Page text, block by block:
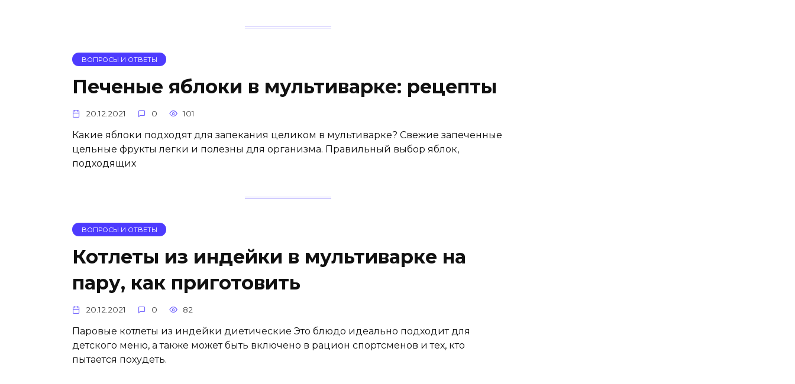
ВОПРОСЫ И ОТВЕТЫ
Печеные яблоки в мультиварке: рецепты
20.12.2021 0 101
Какие яблоки подходят для запекания целиком в мультиварке? Свежие запеченные
цельные фрукты легки и полезны для организма. Правильный выбор яблок,
подходящих
ВОПРОСЫ И ОТВЕТЫ
Котлеты из индейки в мультиварке на
пару, как приготовить
20.12.2021 0 82
Паровые котлеты из индейки диетические Это блюдо идеально подходит для
детского меню, а также может быть включено в рацион спортсменов и тех, кто
пытается похудеть.